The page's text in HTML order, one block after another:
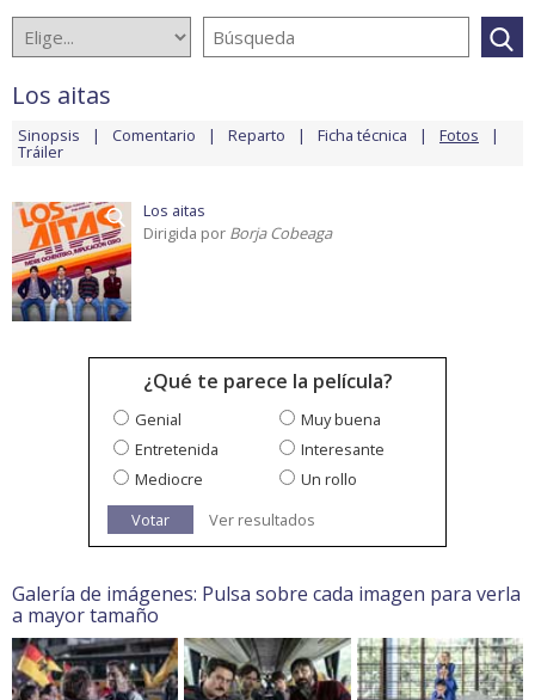
Los aitas
Sinopsis Comentario Reparto Ficha técnica Fotos
Tráiler
Los aitas
Dirigida por Borja Cobeaga
¿Qué te parece la película?
Genial
Muy buena
Entretenida
Interesante
Mediocre
Un rollo
Votar
Ver resultados
Galería de imágenes: Pulsa sobre cada imagen para verla
a mayor tamaño